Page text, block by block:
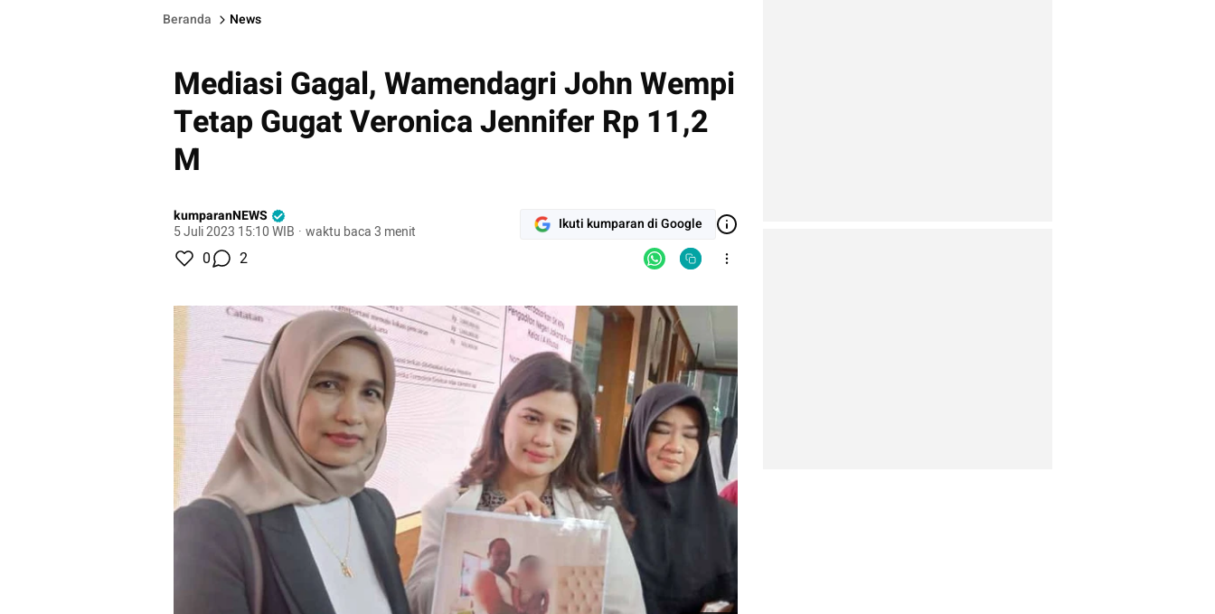
Beranda News
Mediasi Gagal, Wamendagri John Wempi
Tetap Gugat Veronica Jennifer Rp 11,2
M
kumparanNEWS
5 Juli 2023 15:10 WIB · waktu baca 3 menit Ikuti kumparan di Google
0 2